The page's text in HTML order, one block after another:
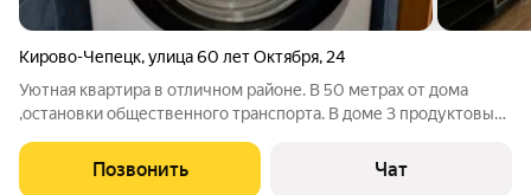
Кирово-Чепецк,улица 60 лет Октября, 24
Уютная квартира в отличном районе. В 50 метрах от дома
,остановки общественного транспорта. В доме 3 продуктовых
столовая. Так же рядом ,автосервис,платная крытая стоянка.
Квартира оборудован всем
Позвонить Чат